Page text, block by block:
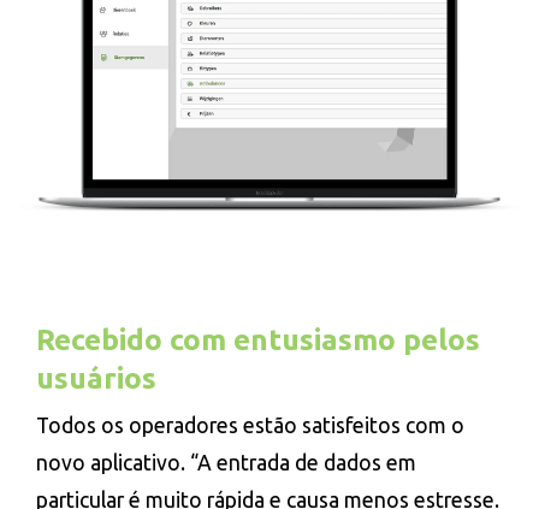
Recebido com entusiasmo pelos
usuários
Todos os operadores estão satisfeitos com o
novo aplicativo. “A entrada de dados em
particular é muito rápida e causa menos estresse.